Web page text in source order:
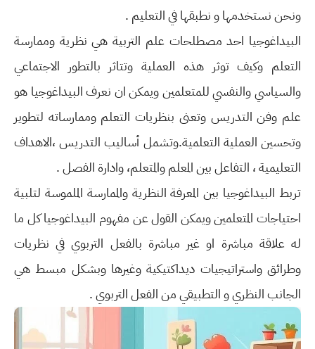
ونحن نستخدمها و نطبقها في التعليم .
البيداغوجيا احد مصطلحات علم التربية هي نظرية وممارسة
التعلم وكيف توثر هذه العملية وتتاثر بالتطور الاجتماعي
والسياسي والنفسي للمتعلمين ويمكن ان نعرف البيداغوجيا هو
علم وفن التدريس وتعنى بنظريات التعلم وممارساته لتطوير
وتحسين العملية التعلمية.وتشمل أساليب التدريس ،الاهداف
التعليمية ، التفاعل بين المعلم والمتعلم، وادارة الفصل .
تربط البيداغوجيا بين المعرفة النظرية والممارسة الملموسة لتلبية
احتياجات المتعلمين ويمكن القول عن مفهوم البيداغوجيا كل ما
له علاقة مباشرة او غير مباشرة بالفعل التربوي في نظريات
وطرائق واستراتيجيات ديداكتيكية وغيرها وبشكل مبسط هي
الجانب النظري و التطبيقي من الفعل التربوي .